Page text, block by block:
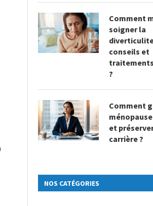
Comment
soigner la
conseils et
?
Comment
et
carrière ?
NOS CATÉGORIES